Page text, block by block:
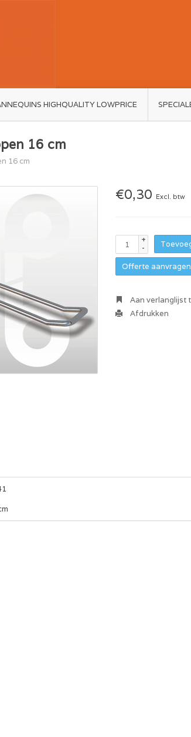
HIGHQUALITY LOWPRICE
16 cm
16 cm
€0,30 Excl. btw
+
-
Offerte
Aan verlanglijst
Afdrukken